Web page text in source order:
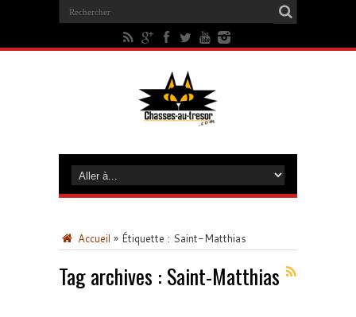
Accueil » Étiquette : Saint-Matthias
Tag archives : Saint-Matthias